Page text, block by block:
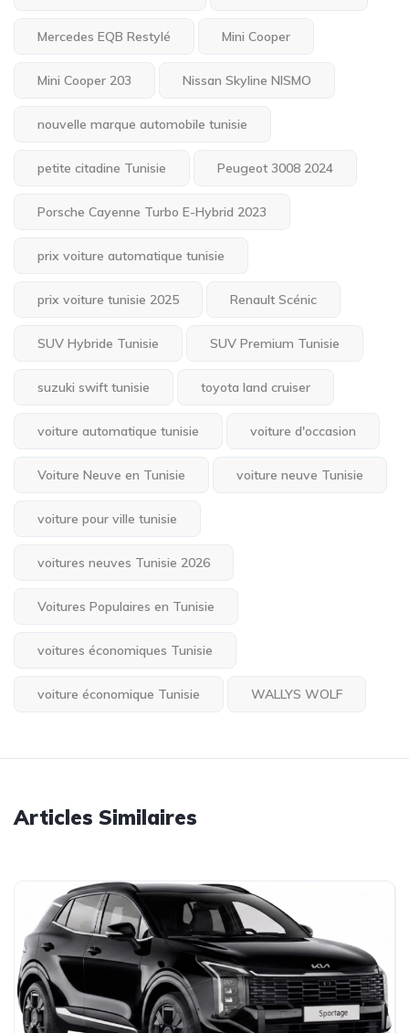
Mercedes EQB Restylé Mini Cooper
Mini Cooper 203 Nissan Skyline NISMO
nouvelle marque automobile tunisie
petite citadine Tunisie Peugeot 3008 2024
Porsche Cayenne Turbo E-Hybrid 2023
prix voiture automatique tunisie
prix voiture tunisie 2025 Renault Scénic
SUV Hybride Tunisie SUV Premium Tunisie
suzuki swift tunisie toyota land cruiser
voiture automatique tunisie voiture d'occasion
Voiture Neuve en Tunisie voiture neuve Tunisie
voiture pour ville tunisie
voitures neuves Tunisie 2026
Voitures Populaires en Tunisie
voitures économiques Tunisie
voiture économique Tunisie WALLYS WOLF
Articles Similaires